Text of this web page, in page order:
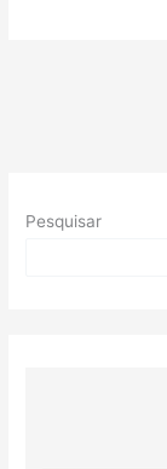
de
Pesquisar